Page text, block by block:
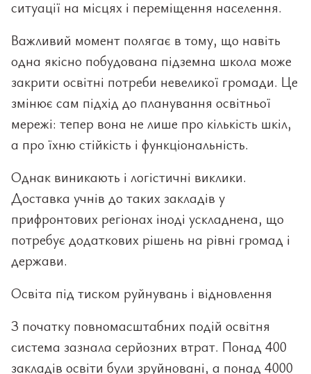
ситуації на місцях і переміщення населення.
Важливий момент полягає в тому, що навіть
одна якісно побудована підземна школа може
закрити освітні потреби невеликої громади. Це
змінює сам підхід до планування освітньої
мережі: тепер вона не лише про кількість шкіл,
а про їхню стійкість і функціональність.
Однак виникають і логістичні виклики.
Доставка учнів до таких закладів у
прифронтових регіонах іноді ускладнена, що
потребує додаткових рішень на рівні громад і
держави.
Освіта під тиском руйнувань і відновлення
З початку повномасштабних подій освітня
система зазнала серйозних втрат. Понад 400
закладів освіти були зруйновані, а понад 4000